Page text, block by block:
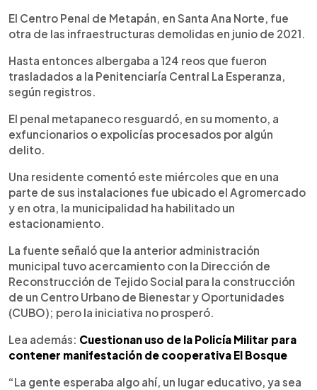
El Centro Penal de Metapán, en Santa Ana Norte, fue
otra de las infraestructuras demolidas en junio de 2021.
Hasta entonces albergaba a 124 reos que fueron
trasladados a la Penitenciaría Central La Esperanza,
según registros.
El penal metapaneco resguardó, en su momento, a
exfuncionarios o expolicías procesados por algún
delito.
Una residente comentó este miércoles que en una
parte de sus instalaciones fue ubicado el Agromercado
y en otra, la municipalidad ha habilitado un
estacionamiento.
La fuente señaló que la anterior administración
municipal tuvo acercamiento con la Dirección de
Reconstrucción de Tejido Social para la construcción
de un Centro Urbano de Bienestar y Oportunidades
(CUBO); pero la iniciativa no prosperó.
Lea además: Cuestionan uso de la Policía Militar para
contener manifestación de cooperativa El Bosque
“La gente esperaba algo ahí, un lugar educativo, ya sea